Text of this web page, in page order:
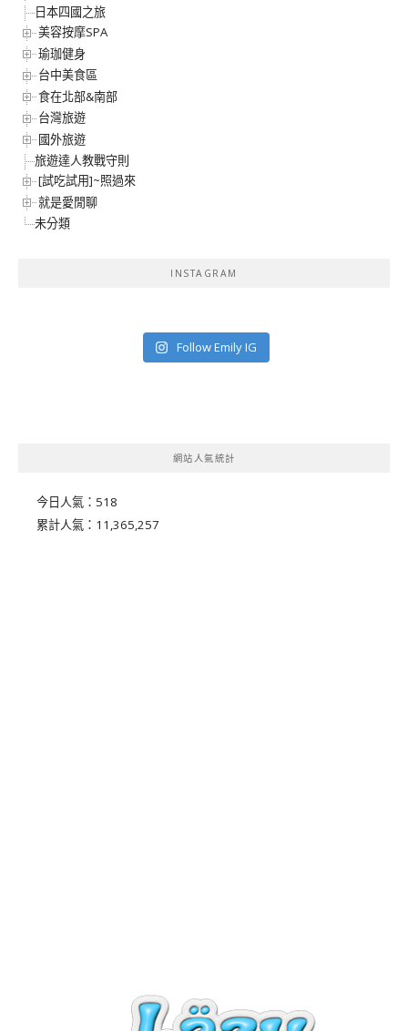
日本四國之旅
美容按摩SPA
瑜珈健身
台中美食區
食在北部&南部
台灣旅遊
國外旅遊
旅遊達人教戰守則
[試吃試用]~照過來
就是愛閒聊
未分類
INSTAGRAM
Follow Emily IG
網站人氣統計
今日人氣： 518
累計人氣： 11,365,257